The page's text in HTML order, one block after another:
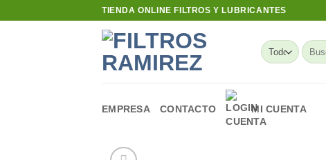
TIENDA ONLINE FILTROS Y LUBRICANTES
Buscar
por:
EMPRESA CONTACTO MI CUENTA